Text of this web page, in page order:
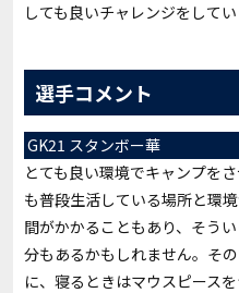
しても良いチャレンジをして
選手コメント
GK21 スタンボー華
とても良い環境でキャンプを
も普段生活している場所と環
間がかかることもあり、そう
分もあるかもしれません。そ
に、寝るときはマウスピース